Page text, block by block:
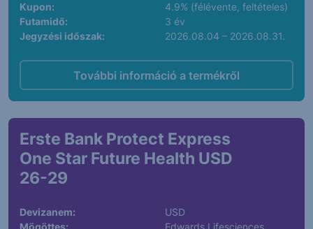
Kupon:
4.9% (félévente, feltételes)
Futamidő:
3 év
Jegyzési időszak:
2026.08.04 – 2026.08.31.
További információ a termékről
Erste Bank Protect Express
One Star Future Health USD
26-29
Devizanem:
USD
Mögöttes:
Edwards Lifesciences